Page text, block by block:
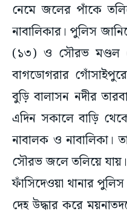
নেমে জলের পাঁকে
নাবালিকার। পুলিস
(১৩) ও সৌরভ মণ্ডল
বাগডোগরার
বুড়ি বালাসন নদীর
এদিন সকালে বাড়ি
নাবালক ও নাবালিকা।
সৌরভ জলে তলিয়ে
ফাঁসিদেওয়া থানার
দেহ উদ্ধার করে